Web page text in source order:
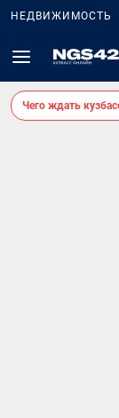
НЕДВИЖИМОСТЬ
Чего ждать